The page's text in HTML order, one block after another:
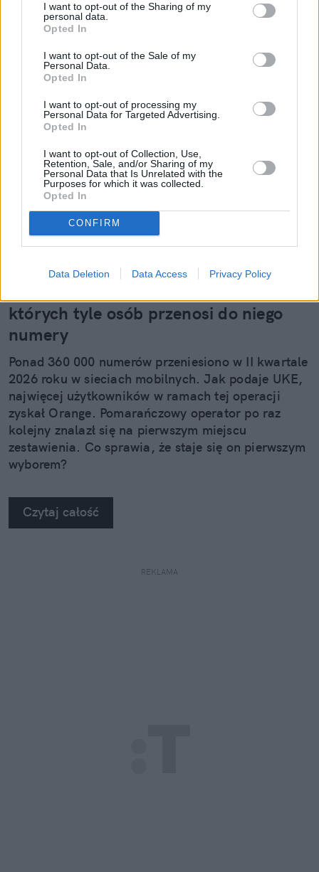
I want to opt-out of the Sharing of my
personal data.
Opted In
I want to opt-out of the Sale of my
Personal Data.
Opted In
I want to opt-out of processing my
Personal Data for Targeted Advertising.
Opted In
I want to opt-out of Collection, Use,
Retention, Sale, and/or Sharing of my
Personal Data that Is Unrelated with the
Purposes for which it was collected.
Opted In
CONFIRM
Data Deletion Data Access Privacy Policy
dziennikarza i jednocześnie czerpiąc ogromną
satysfakcję z tworzenia własnych artykułów oraz
dziecka uwielbiam obcować z tekstem – zarówno
poprzez czytanie, jak i pisanie. Jestem zagorzałą
pięknej, ale z chęcią sięgającą też po fantasy ze
smokami czy reportaże z dalekich krajów. Moi
ulubieni autorzy to Ottessa Moshfegh, Rebecca F.
Kuang oraz Haruki Murakami. Poza książkami
interesują mnie wszelkie nowiny i trendy ze świata
szeroko pojętej kultury – filmów, seriali, muzyki,
mody. W wolnym czasie lubię zrobić pilates lub
przejść się na spacer (najlepiej z moim psem),
natomiast najbardziej cieszy mnie perspektywa
wyjazdu w góry (Bieszczady to mój drugi dom) albo
podróży za granicę. Szczególnie zachwycam się
krajami dalekiej północy, a zwłaszcza miejscami,
gdzie można podziwiać zorzę polarną. W swoich
tekstach chciałabym poruszać tematy bliskie
codziennych po wielkie wydarzenia na świecie,
dotykające społeczeństwa. Zawsze fascynowały
mnie też wciągające reportaże podróżnicze, które
czyta się jak dobrą książkę.
Czytaj więcej
których tyle osób przenosi do niego
numery
Ponad 360 000 numerów przeniesiono w II kwartale
2026 roku w sieciach mobilnych. Jak podaje UKE,
najwięcej użytkowników w ramach tej operacji
zyskał Orange. Pomarańczowy operator po raz
kolejny znalazł się na pierwszym miejscu
zestawienia. Co sprawia, że staje się on pierwszym
wyborem?
Czytaj całość
REKLAMA